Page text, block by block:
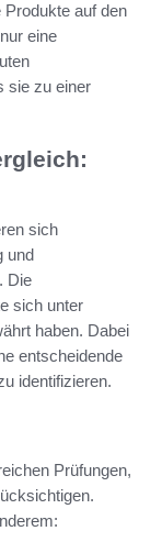
auf den
eine
sie zu einer
sich
und
Die
sich unter
haben. Dabei
entscheidende
identifizieren.
Prüfungen,